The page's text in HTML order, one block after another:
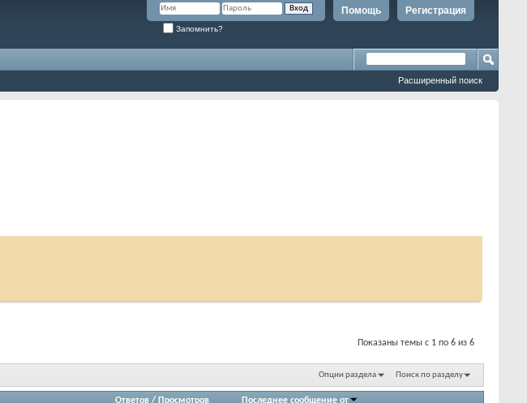
Регистрация
Помощь
Запомнить?
Расширенный поиск
Показаны темы с 1 по 6 из 6
Опции раздела Поиск по разделу
Ответов / Просмотров Последнее сообщение от